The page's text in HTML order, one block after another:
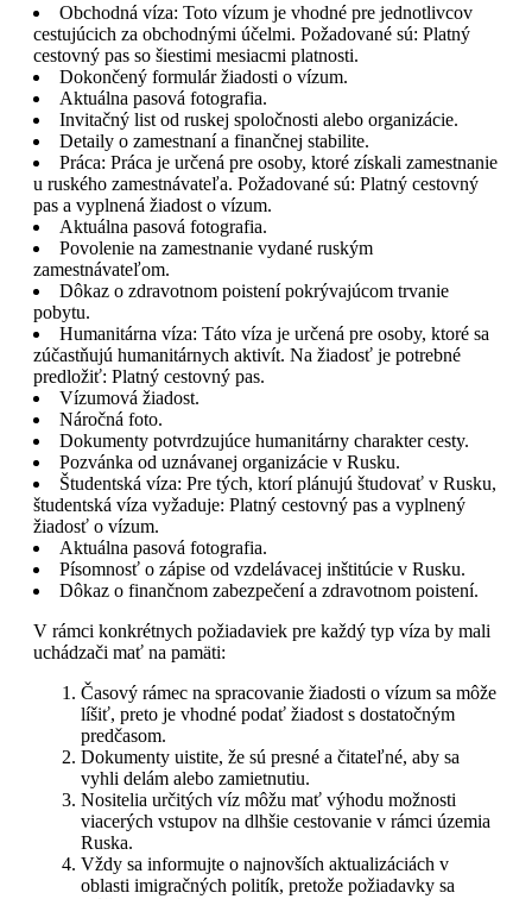
Obchodná víza: Toto vízum je vhodné pre jednotlivcov
cestujúcich za obchodnými účelmi. Požadované sú: Platný
cestovný pas so šiestimi mesiacmi platnosti.
Dokončený formulár žiadosti o vízum.
Aktuálna pasová fotografia.
Invitačný list od ruskej spoločnosti alebo organizácie.
Detaily o zamestnaní a finančnej stabilite.
Práca: Práca je určená pre osoby, ktoré získali zamestnanie
u ruského zamestnávateľa. Požadované sú: Platný cestovný
pas a vyplnená žiadost o vízum.
Aktuálna pasová fotografia.
Povolenie na zamestnanie vydané ruským
zamestnávateľom.
Dôkaz o zdravotnom poistení pokrývajúcom trvanie
pobytu.
Humanitárna víza: Táto víza je určená pre osoby, ktoré sa
zúčastňujú humanitárnych aktivít. Na žiadosť je potrebné
predložiť: Platný cestovný pas.
Vízumová žiadost.
Náročná foto.
Dokumenty potvrdzujúce humanitárny charakter cesty.
Pozvánka od uznávanej organizácie v Rusku.
Študentská víza: Pre tých, ktorí plánujú študovať v Rusku,
študentská víza vyžaduje: Platný cestovný pas a vyplnený
žiadosť o vízum.
Aktuálna pasová fotografia.
Písomnosť o zápise od vzdelávacej inštitúcie v Rusku.
Dôkaz o finančnom zabezpečení a zdravotnom poistení.
V rámci konkrétnych požiadaviek pre každý typ víza by mali
uchádzači mať na pamäti:
Časový rámec na spracovanie žiadosti o vízum sa môže
líšiť, preto je vhodné podať žiadost s dostatočným
predčasom.
Dokumenty uistite, že sú presné a čitateľné, aby sa
vyhli delám alebo zamietnutiu.
Nositelia určitých víz môžu mať výhodu možnosti
viacerých vstupov na dlhšie cestovanie v rámci územia
Ruska.
Vždy sa informujte o najnovších aktualizáciách v
oblasti imigračných politík, pretože požiadavky sa